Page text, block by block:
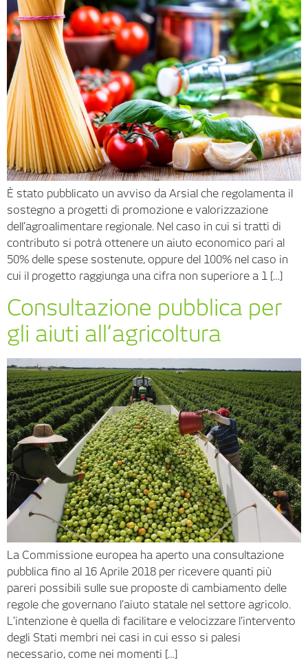
È stato pubblicato un avviso da Arsial che regolamenta il
sostegno a progetti di promozione e valorizzazione
dell’agroalimentare regionale. Nel caso in cui si tratti di
contributo si potrà ottenere un aiuto economico pari al
50% delle spese sostenute, oppure del 100% nel caso in
cui il progetto raggiunga una cifra non superiore a 1 […]
Consultazione pubblica per
gli aiuti all’agricoltura
La Commissione europea ha aperto una consultazione
pubblica fino al 16 Aprile 2018 per ricevere quanti più
pareri possibili sulle sue proposte di cambiamento delle
regole che governano l’aiuto statale nel settore agricolo.
L’intenzione è quella di facilitare e velocizzare l’intervento
degli Stati membri nei casi in cui esso si palesi
necessario, come nei momenti […]